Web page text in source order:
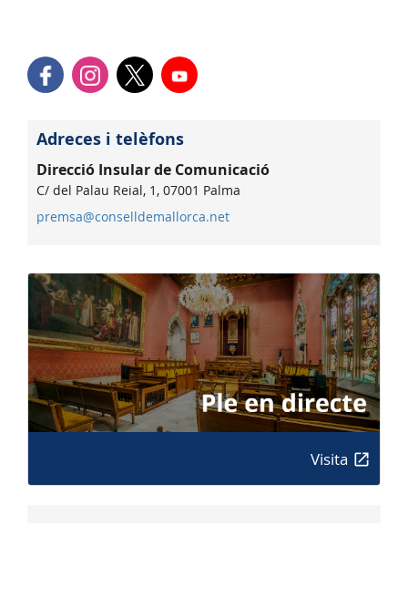
Adreces i telèfons
Direcció Insular de Comunicació
C/ del Palau Reial, 1, 07001 Palma
premsa@conselldemallorca.net
Visita